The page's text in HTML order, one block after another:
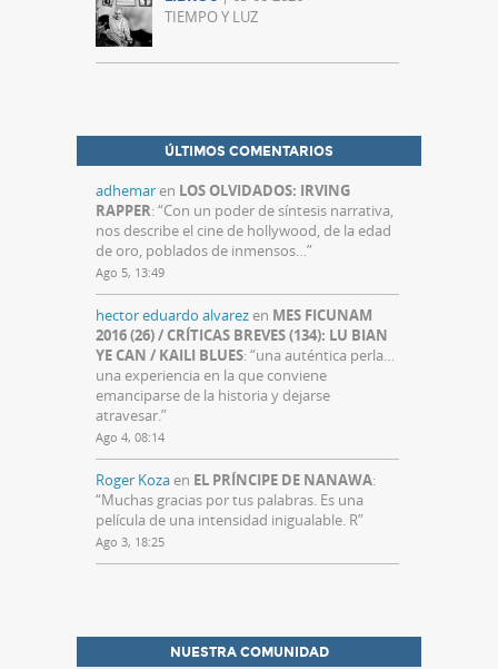
TIEMPO Y LUZ
ÚLTIMOS COMENTARIOS
adhemaren LOS OLVIDADOS: IRVING
RAPPER: “Con un poder de síntesis narrativa,
nos describe el cine de hollywood, de la edad
de oro, poblados de inmensos…”
Ago 5, 13:49
hector eduardo alvarezen MES FICUNAM
2016 (26) / CRÍTICAS BREVES (134): LU BIAN
YE CAN / KAILI BLUES: “una auténtica perla…
una experiencia en la que conviene
emanciparse de la historia y dejarse
atravesar.”
Ago 4, 08:14
Roger Kozaen EL PRÍNCIPE DE NANAWA:
“Muchas gracias por tus palabras. Es una
película de una intensidad inigualable. R”
Ago 3, 18:25
NUESTRA COMUNIDAD